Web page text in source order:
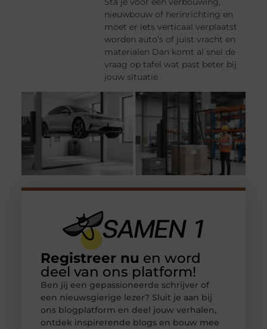
nieuwbouw of herinrichting en
moet er iets verticaal verplaatst
worden auto’s of juist vracht en
materialen Dan komt al snel de
vraag op tafel wat past beter bij
jouw situatie
Registreer nu en word
deel van ons platform!
Ben jij een gepassioneerde schrijver of
een nieuwsgierige lezer? Sluit je aan bij
ons blogplatform en deel jouw verhalen,
ontdek inspirerende blogs en bouw mee